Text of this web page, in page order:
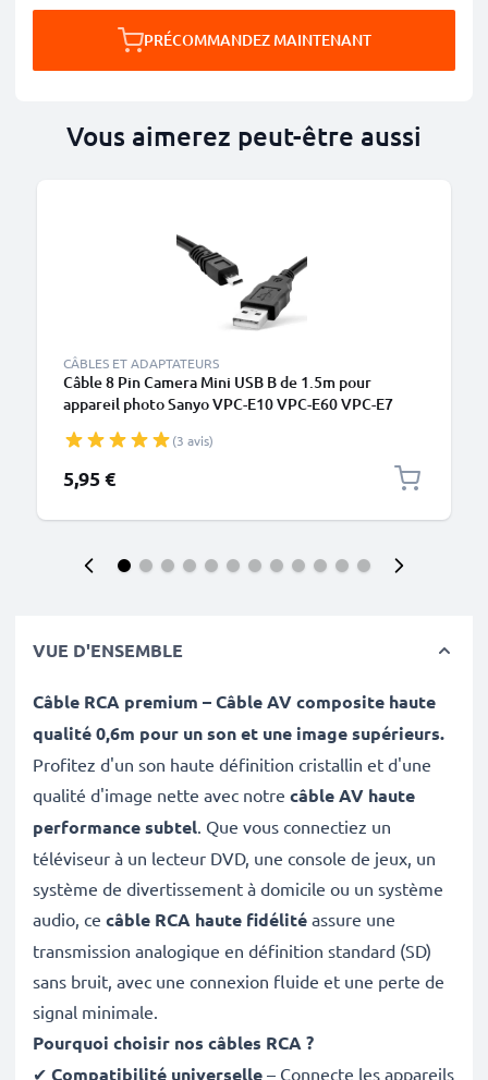
PRÉCOMMANDEZ MAINTENANT
Vous aimerez peut-être aussi
CÂBLES ET ADAPTATEURS
Câble 8 Pin Camera Mini USB B de 1.5m pour
appareil photo Sanyo VPC-E10 VPC-E60 VPC-E7
données noir PVC(3 avis)
5,95 €
VUE D'ENSEMBLE
Câble RCA premium – Câble AV composite haute
qualité 0,6m pour un son et une image supérieurs.
Profitez d'un son haute définition cristallin et d'une
qualité d'image nette avec notre câble AV haute
performance subtel. Que vous connectiez un
téléviseur à un lecteur DVD, une console de jeux, un
système de divertissement à domicile ou un système
audio, ce câble RCA haute fidélité assure une
transmission analogique en définition standard (SD)
sans bruit, avec une connexion fluide et une perte de
signal minimale.
Pourquoi choisir nos câbles RCA ?
✔ Compatibilité universelle – Connecte les appareils